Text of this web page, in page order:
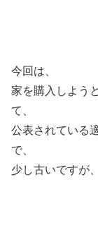
今回は、
家を購入しよう
て、
公表されている
で、
少し古いですが、